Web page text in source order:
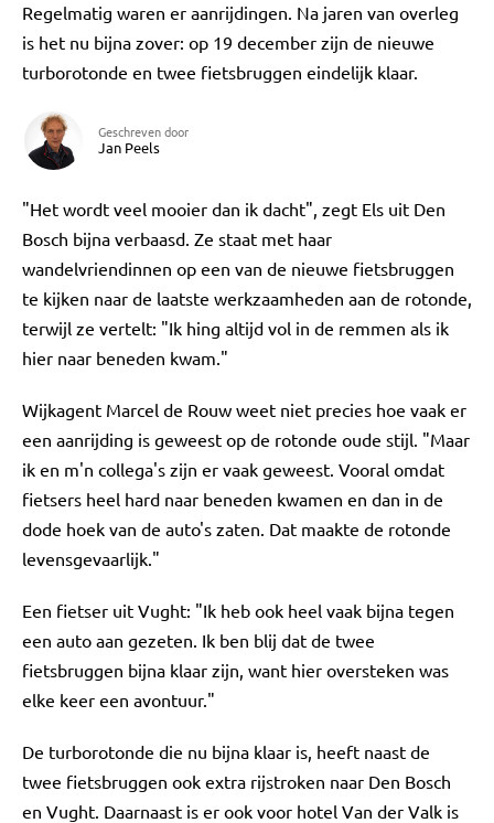
Regelmatig waren er aanrijdingen. Na jaren van overleg
is het nu bijna zover: op 19 december zijn de nieuwe
turborotonde en twee fietsbruggen eindelijk klaar.
Geschreven door
Jan Peels
"Het wordt veel mooier dan ik dacht", zegt Els uit Den
Bosch bijna verbaasd. Ze staat met haar
wandelvriendinnen op een van de nieuwe fietsbruggen
te kijken naar de laatste werkzaamheden aan de rotonde,
terwijl ze vertelt: "Ik hing altijd vol in de remmen als ik
hier naar beneden kwam."
Wijkagent Marcel de Rouw weet niet precies hoe vaak er
een aanrijding is geweest op de rotonde oude stijl. "Maar
ik en m'n collega's zijn er vaak geweest. Vooral omdat
fietsers heel hard naar beneden kwamen en dan in de
dode hoek van de auto's zaten. Dat maakte de rotonde
levensgevaarlijk."
Een fietser uit Vught: "Ik heb ook heel vaak bijna tegen
een auto aan gezeten. Ik ben blij dat de twee
fietsbruggen bijna klaar zijn, want hier oversteken was
elke keer een avontuur."
De turborotonde die nu bijna klaar is, heeft naast de
twee fietsbruggen ook extra rijstroken naar Den Bosch
en Vught. Daarnaast is er ook voor hotel Van der Valk is